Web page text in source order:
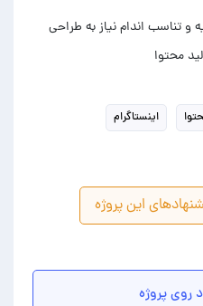
و تناسب اندام نیاز به طراحی
محتوا
اینستاگرام
این پروژه
روی پروژه